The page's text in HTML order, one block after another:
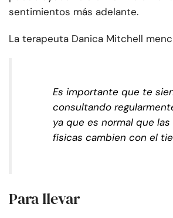
sentimientos más adelante.
La terapeuta Danica Mitchell
Es importante que te
consultando
ya que es normal que
físicas cambien con el
Para llevar